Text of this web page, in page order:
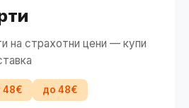
на страхотни цени — купи
48€ до 48€